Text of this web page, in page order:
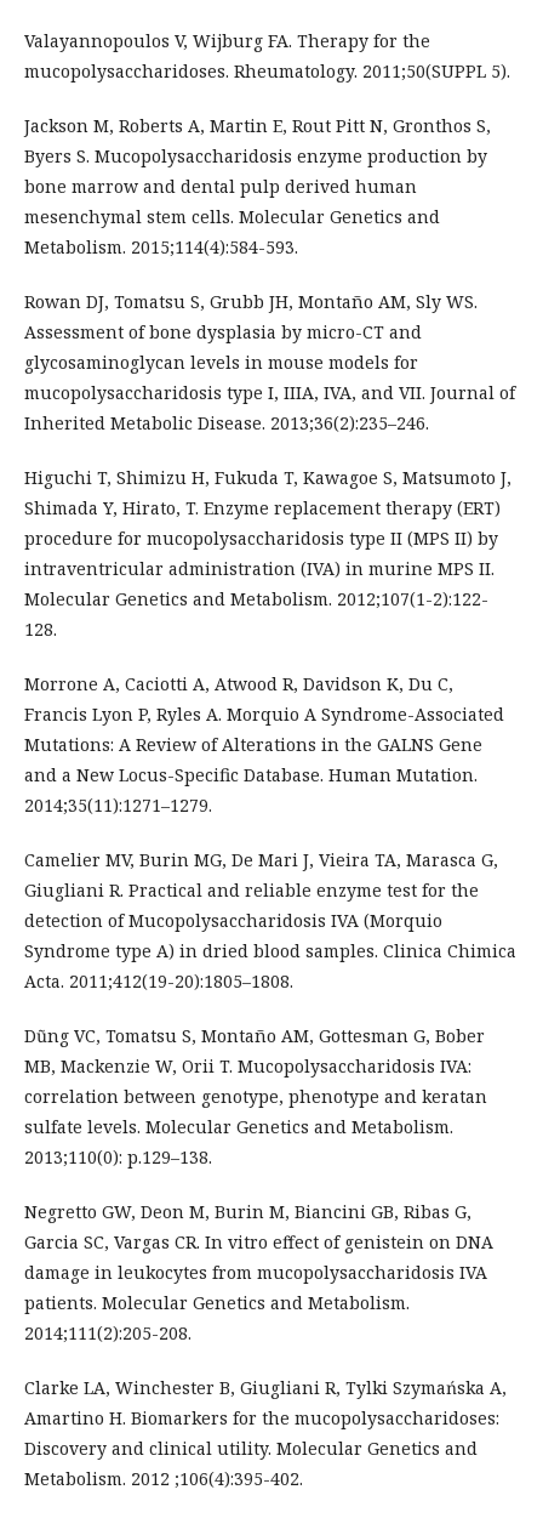
Valayannopoulos V, Wijburg FA. Therapy for the
mucopolysaccharidoses. Rheumatology. 2011;50(SUPPL 5).
Jackson M, Roberts A, Martin E, Rout Pitt N, Gronthos S,
Byers S. Mucopolysaccharidosis enzyme production by
bone marrow and dental pulp derived human
mesenchymal stem cells. Molecular Genetics and
Metabolism. 2015;114(4):584-593.
Rowan DJ, Tomatsu S, Grubb JH, Montaño AM, Sly WS.
Assessment of bone dysplasia by micro-CT and
glycosaminoglycan levels in mouse models for
mucopolysaccharidosis type I, IIIA, IVA, and VII. Journal of
Inherited Metabolic Disease. 2013;36(2):235–246.
Higuchi T, Shimizu H, Fukuda T, Kawagoe S, Matsumoto J,
Shimada Y, Hirato, T. Enzyme replacement therapy (ERT)
procedure for mucopolysaccharidosis type II (MPS II) by
intraventricular administration (IVA) in murine MPS II.
Molecular Genetics and Metabolism. 2012;107(1-2):122-
128.
Morrone A, Caciotti A, Atwood R, Davidson K, Du C,
Francis Lyon P, Ryles A. Morquio A Syndrome-Associated
Mutations: A Review of Alterations in the GALNS Gene
and a New Locus-Specific Database. Human Mutation.
2014;35(11):1271–1279.
Camelier MV, Burin MG, De Mari J, Vieira TA, Marasca G,
Giugliani R. Practical and reliable enzyme test for the
detection of Mucopolysaccharidosis IVA (Morquio
Syndrome type A) in dried blood samples. Clinica Chimica
Acta. 2011;412(19-20):1805–1808.
Dũng VC, Tomatsu S, Montaño AM, Gottesman G, Bober
MB, Mackenzie W, Orii T. Mucopolysaccharidosis IVA:
correlation between genotype, phenotype and keratan
sulfate levels. Molecular Genetics and Metabolism.
2013;110(0): p.129–138.
Negretto GW, Deon M, Burin M, Biancini GB, Ribas G,
Garcia SC, Vargas CR. In vitro effect of genistein on DNA
damage in leukocytes from mucopolysaccharidosis IVA
patients. Molecular Genetics and Metabolism.
2014;111(2):205-208.
Clarke LA, Winchester B, Giugliani R, Tylki Szymańska A,
Amartino H. Biomarkers for the mucopolysaccharidoses:
Discovery and clinical utility. Molecular Genetics and
Metabolism. 2012 ;106(4):395-402.